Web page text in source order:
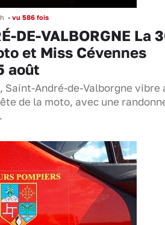
• vu 586 fois
DE-VALBORGNE La
et Miss Cévennes
août
Saint-André-de-Valborgne vibre
de la moto, avec une